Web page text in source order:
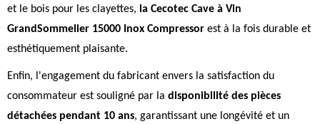
et le bois pour les clayettes, la Cecotec Cave à Vin
GrandSommelier 15000 Inox Compressor est à la fois durable et
esthétiquement plaisante.
Enfin, l'engagement du fabricant envers la satisfaction du
consommateur est souligné par la disponibilité des pièces
détachées pendant 10 ans, garantissant une longévité et un